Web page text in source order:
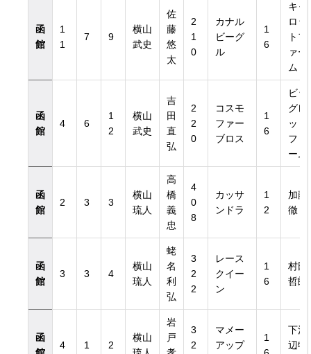
付き）
函
館
1
1
7 9
横山
武史
佐
藤
悠
太
2
1
0
カナル
ビーグ
ル
1
6
キャ
ロッ
トフ
ァー
ム
函
館
4 6
1
2
横山
武史
吉
田
直
弘
2
2
0
コスモ
ファー
ブロス
1
6
ビッ
グレ
ッド
ファ
ーム
函
館
2 3 3
横山
琉人
高
橋
義
忠
4
0
8
カッサ
ンドラ
1
2
加藤
徹
函
館
3 3 4
横山
琉人
蛯
名
利
弘
3
2
2
レース
クイー
ン
1
6
村田
哲朗
函
4 1 2
横山
岩
戸
3
2
マメー
アップ
1
下河
辺牧